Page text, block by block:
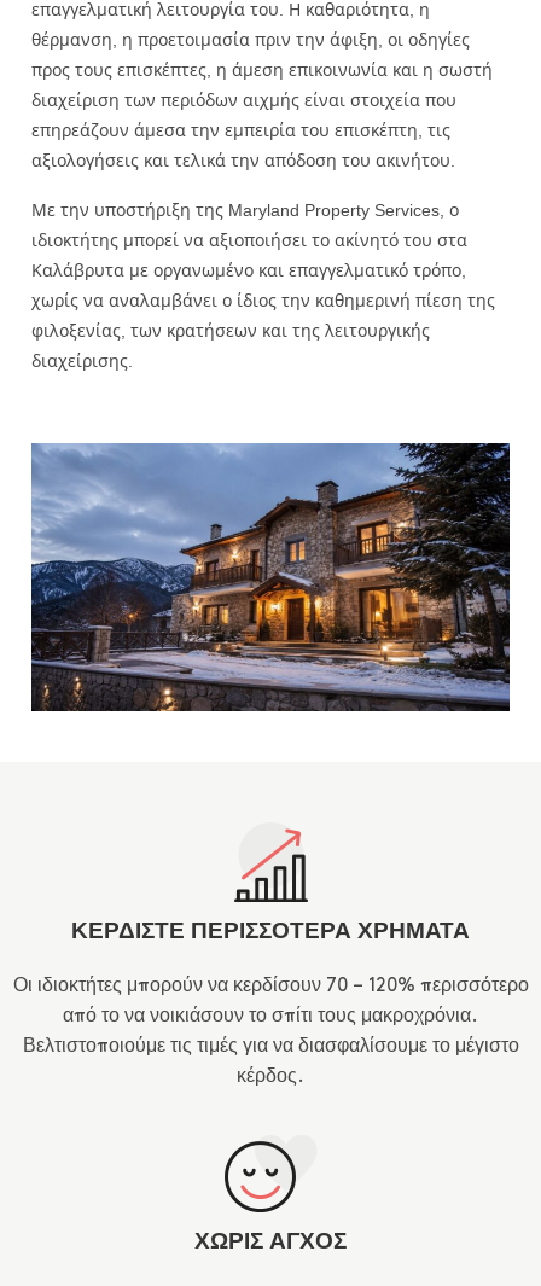
επαγγελματική λειτουργία του. Η καθαριότητα, η
θέρμανση, η προετοιμασία πριν την άφιξη, οι οδηγίες
προς τους επισκέπτες, η άμεση επικοινωνία και η σωστή
διαχείριση των περιόδων αιχμής είναι στοιχεία που
επηρεάζουν άμεσα την εμπειρία του επισκέπτη, τις
αξιολογήσεις και τελικά την απόδοση του ακινήτου.
Με την υποστήριξη της Maryland Property Services, ο
ιδιοκτήτης μπορεί να αξιοποιήσει το ακίνητό του στα
Καλάβρυτα με οργανωμένο και επαγγελματικό τρόπο,
χωρίς να αναλαμβάνει ο ίδιος την καθημερινή πίεση της
φιλοξενίας, των κρατήσεων και της λειτουργικής
διαχείρισης.
ΚΕΡΔΙΣΤΕ ΠΕΡΙΣΣΟΤΕΡΑ ΧΡΗΜΑΤΑ
Οι ιδιοκτήτες μπορούν να κερδίσουν 70 – 120% περισσότερο
από το να νοικιάσουν το σπίτι τους μακροχρόνια.
Βελτιστοποιούμε τις τιμές για να διασφαλίσουμε το μέγιστο
κέρδος.
ΧΩΡΙΣ ΑΓΧΟΣ